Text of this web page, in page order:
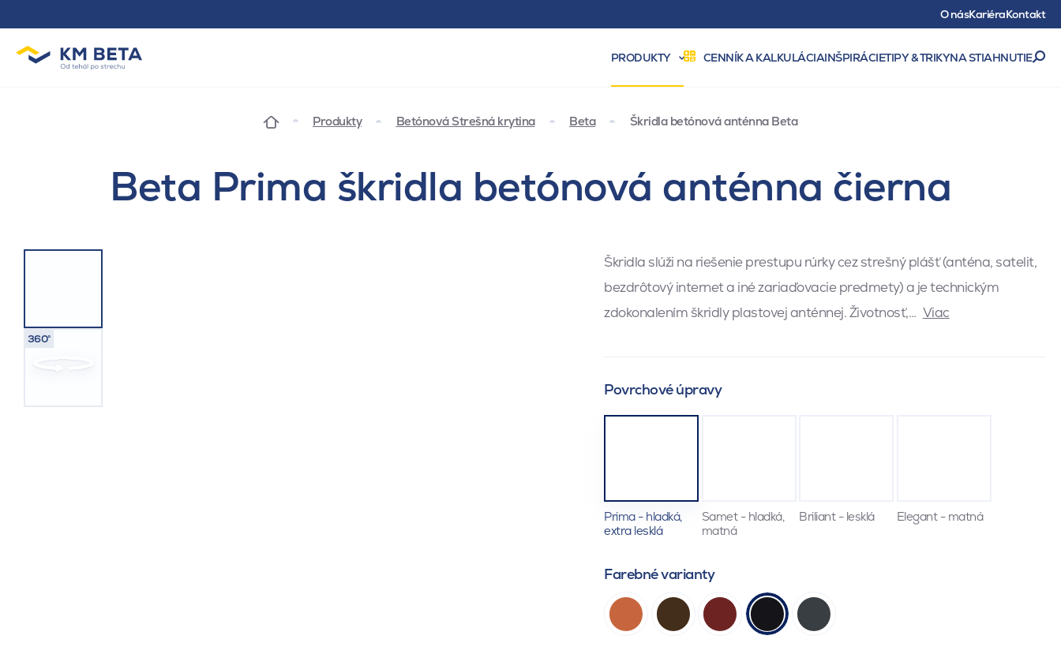
O násKariéraKontakt
PRODUKTY CENNÍK A KALKULÁCIAINŠPIRÁCIETIPY & TRIKYNA STIAHNUTIE
Produkty Betónová Strešná krytina Beta Škridla betónová anténna Beta
Beta Prima škridla betónová anténna čierna
360°
Škridla slúži na riešenie prestupu rúrky cez strešný plášť (anténa, satelit,
bezdrôtový internet a iné zariaďovacie predmety) a je technickým
zdokonalením škridly plastovej anténnej. Životnosť,… Viac
Povrchové úpravy
Prima - hladká,
extra lesklá
Samet - hladká,
matná
Briliant - lesklá Elegant - matná
Farebné varianty